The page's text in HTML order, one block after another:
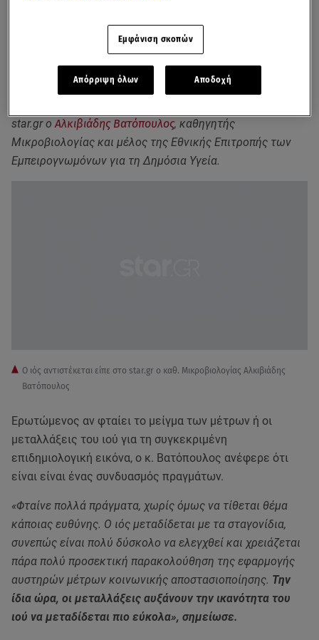
όχι μόνο στην Αττική, αλλά και σε όλη την Ελλάδα.
Εμφανίζονται εστίες υπερμετάδοσης σε διάφορα μέρη
του Λεκανοπεδίου, αλλά και σε διάφορους νομούς με
τελευταίο την Αρκαδία. Ο ιός αντιστέκεται και δε
star.gr οΑλκιβιάδης Βατόπουλος, καθηγητής
Μικροβιολογίας και μέλος της Εθνικής Επιτροπής των
Εμπειρογνωμόνων για τη Δημόσια Υγεία.
Ο ιός αντιστέκεται είπε στο star.gr ο καθ. Μικροβιολογίας Αλκιβιάδης
Βατόπουλος
Ερωτώμενος αν φταίει το μείγμα των μέτρων ή οι
μεταλλάξεις του ιού για τη συγκεκριμένη
επιδημιολογική εικόνα, ο κ. Βατόπουλος ανέφερε ότι
είναι είναι ένας συνδυασμός πραγμάτων.
«Φταίνε πολλά πράγματα, χωρίς όμως να τίθεται θέμα
κάποιας ευθύνης. Ο ιός μεταδίδεται με τα σταγονίδια,
συνεπώς είναι πολύ δύσκολο να ελεγχθεί και χρειάζεται
πάρα πολύ προσεκτική παρακολούθηση της εφαρμογής
αυστηρών μέτρων κοινωνικής αποστασιοποίησης. Την
ίδια ώρα, οι μεταλλάξεις αυξάνουν την ικανότητα του
ιού να μεταδίδεται πιο εύκολα», σημείωσε.
Εμφάνιση σκοπών
Απόρριψη όλων Αποδοχή